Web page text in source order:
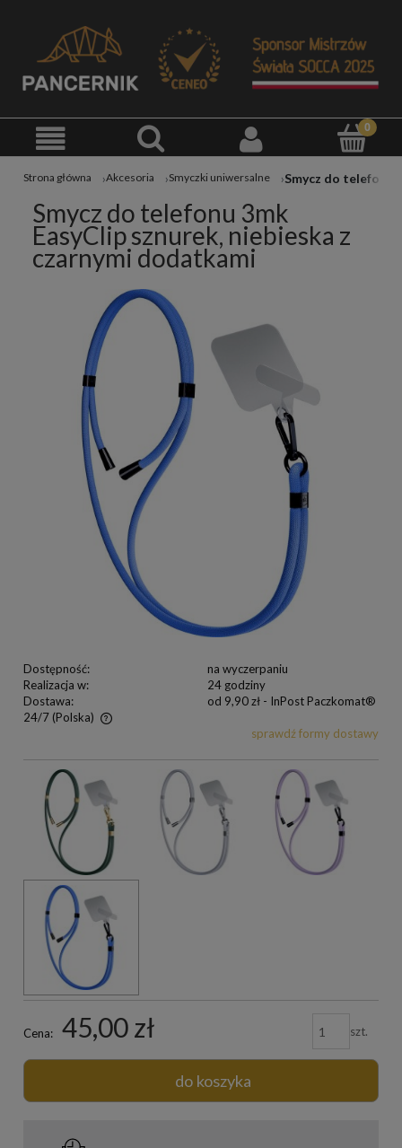
Strona główna Akcesoria Smyczki uniwersalne
Smycz do telefonu 3mk
EasyClip sznurek, niebieska z
czarnymi dodatkami
Dostępność:
na wyczerpaniu
Realizacja w:
24 godziny
Dostawa:
od 9,90 zł - InPost Paczkomat®
24/7 (Polska)
sprawdź formy dostawy
Cena: 45,00 zł szt.
do koszyka